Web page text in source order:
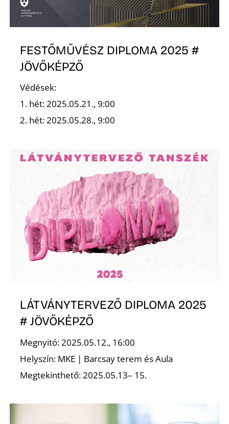
FESTŐMŰVÉSZ DIPLOMA 2025 #
JÖVŐKÉPZŐ
Védések:
1. hét: 2025.05.21., 9:00
2. hét: 2025.05.28., 9:00
LÁTVÁNYTERVEZŐ DIPLOMA 2025
# JÖVŐKÉPZŐ
Megnyitó: 2025.05.12., 16:00
Helyszín: MKE | Barcsay terem és Aula
Megtekinthető: 2025.05.13– 15.